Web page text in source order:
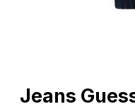
Jeans